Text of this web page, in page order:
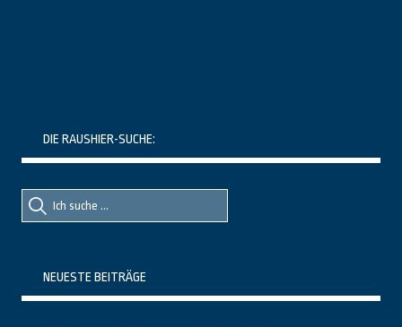
DIE RAUSHIER-SUCHE:
Suche
nach::
Suche
nach:
NEUESTE BEITRÄGE